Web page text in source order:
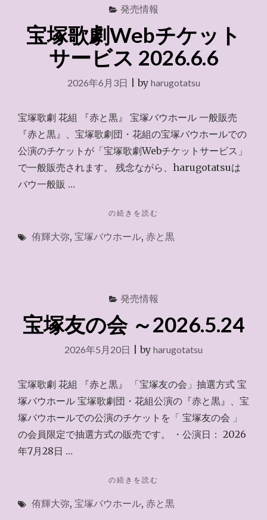
発売情報
宝塚歌劇Webチケット
サービス 2026.6.6
2026年6月3日 |by harugotatsu
宝塚歌劇 花組 『赤と黒』 宝塚バウホール 一般販売
『赤と黒』、宝塚歌劇団・花組の宝塚バウホールでの
公演のチケットが「宝塚歌劇Webチケットサービス」
で一般販売されます。 残念ながら、harugotatsuは
バウ一般販 …
"宝
歌
ッ
サ
ー
ビ
の続きを読む
侑輝大弥, 宝塚バウホール, 赤と黒
発売情報
宝塚友の会 ～2026.5.24
2026年5月20日 |by harugotatsu
宝塚歌劇 花組 『赤と黒』 「宝塚友の会」抽選方式 宝
塚バウホール 宝塚歌劇団・花組公演の『赤と黒』、宝
塚バウホールでの公演のチケットを「 宝塚友の会 」
の会員限定で抽選方式の販売です。 ・公演日： 2026
年7月28日 …
"宝
友
の続きを読む
侑輝大弥, 宝塚バウホール, 赤と黒